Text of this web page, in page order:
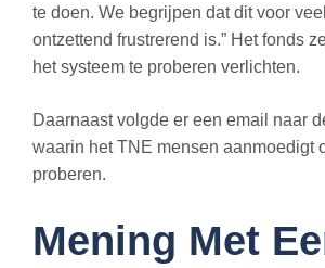
te doen. We begrijpen dat dit voor
ontzettend frustrerend is.” Het fonds
het systeem te proberen verlichten.
Daarnaast volgde er een email naar
waarin het TNE mensen aanmoedigt
proberen.
Mening Met